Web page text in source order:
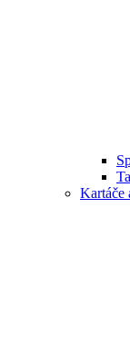
Kartáče